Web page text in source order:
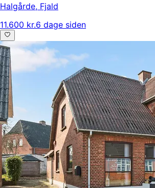
Halgårde, Fjald
11.600 kr.6 dage siden